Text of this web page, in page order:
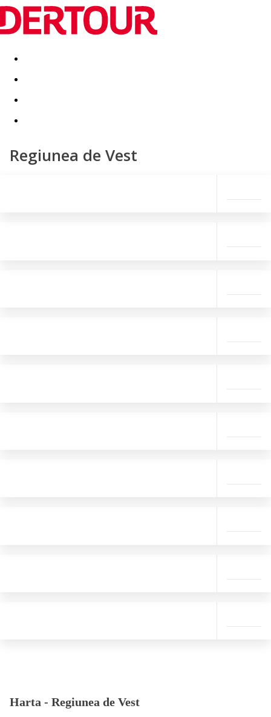
Destinatii Vacanta perfecta OFERTE DE NERATAT
Regiunea de Vest
Harta - Regiunea de Vest